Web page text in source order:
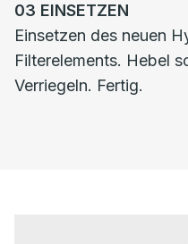
03 EINSETZEN
Einsetzen des neuen
Filterelements. Hebel
Verriegeln. Fertig.